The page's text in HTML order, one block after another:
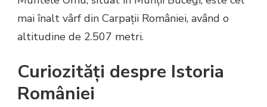
mai înalt vârf din Carpații României, având o
altitudine de 2.507 metri.
Curiozități despre Istoria
României